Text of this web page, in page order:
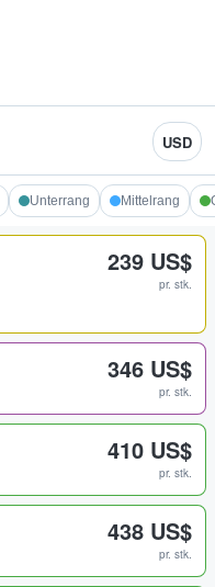
USD
Unterrang Mittelrang
239 US$
pr. stk.
346 US$
pr. stk.
410 US$
pr. stk.
438 US$
pr. stk.